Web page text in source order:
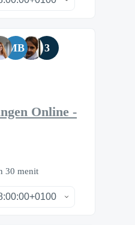
MB 3
Online -
30 menit